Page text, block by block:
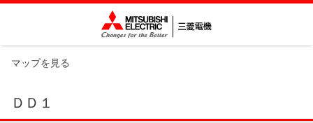
マップを見る
ＤＤ１